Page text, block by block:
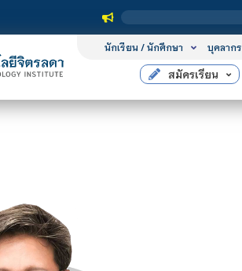
นักเรียน / นักศึกษา บุคลากร
สมัครเรียน